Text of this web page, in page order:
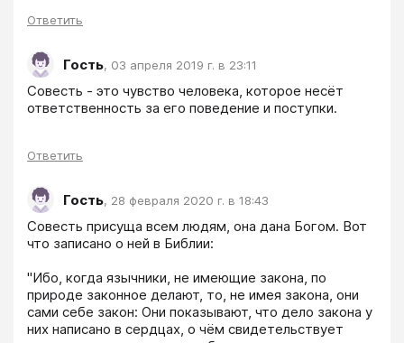
Ответить
Гость, 03 апреля 2019 г. в 23:11
Совесть - это чувство человека, которое несёт
ответственность за его поведение и поступки.
Ответить
Гость, 28 февраля 2020 г. в 18:43
Совесть присуща всем людям, она дана Богом. Вот
что записано о ней в Библии:
"Ибо, когда язычники, не имеющие закона, по
природе законное делают, то, не имея закона, они
сами себе закон: Они показывают, что дело закона у
них написано в сердцах, о чём свидетельствует